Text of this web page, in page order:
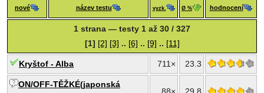
nové název testu vyzk. Ø % hodnocení
1 strana — testy 1 až 30 / 327
[1] [2] [3] .. [6] .. [9] .. [11]
Kryštof - Alba 711× 23.3
ON/OFF-TĚŽKÉ(japonská